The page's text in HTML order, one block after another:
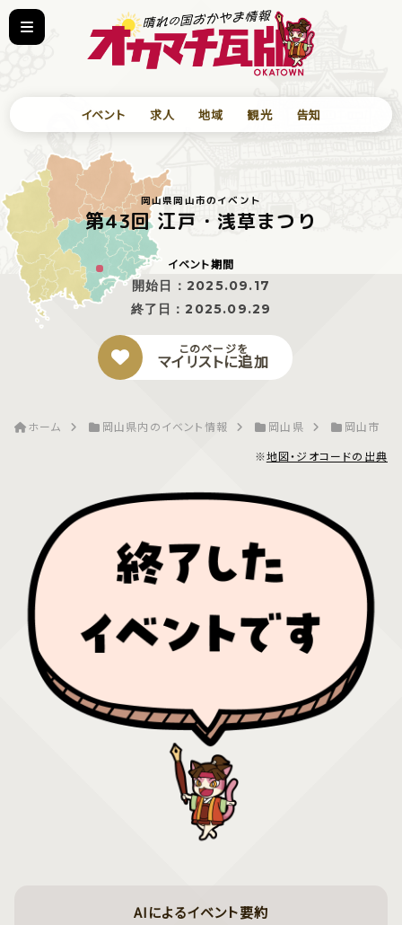
イベント 求人 地域 観光 告知
岡山県岡山市のイベント
第43回 江戸・浅草まつり
イベント期間
開始日： 2025.09.17
終了日：2025.09.29
このページを
マイリストに追加
ホーム 岡山県内のイベント情報 岡山県
岡山市
※地図・ジオコードの出典
AIによるイベント要約